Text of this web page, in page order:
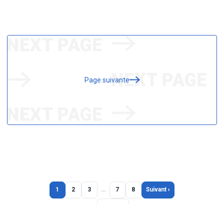
Page suivante
1 2 3 … 7 8 Suivant ›